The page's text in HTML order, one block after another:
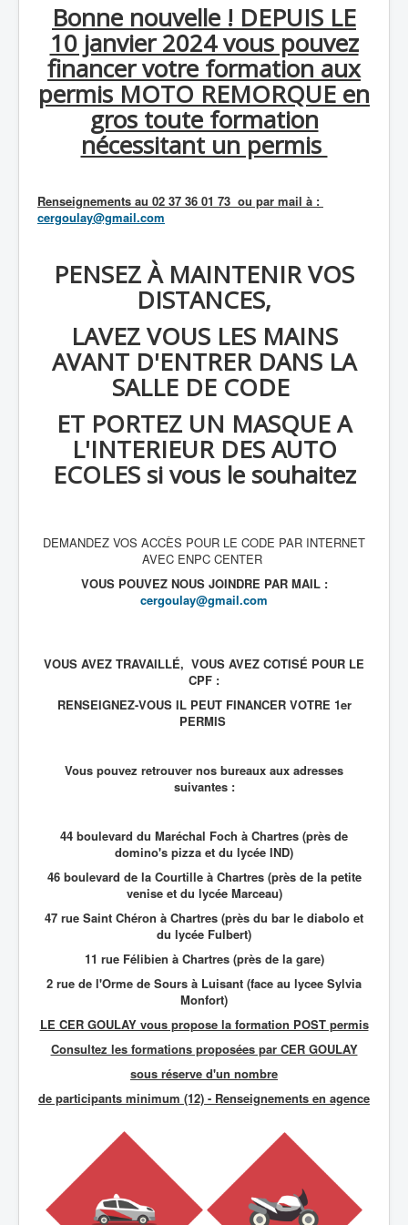
Bonne nouvelle ! DEPUIS LE
10 janvier 2024 vous pouvez
financer votre formation aux
permis MOTO REMORQUE en
gros toute formation
nécessitant un permis
Renseignements au 02 37 36 01 73 ou par mail à :
cergoulay@gmail.com
PENSEZ À MAINTENIR VOS
DISTANCES,
LAVEZ VOUS LES MAINS
AVANT D'ENTRER DANS LA
SALLE DE CODE
ET PORTEZ UN MASQUE A
L'INTERIEUR DES AUTO
ECOLES si vous le souhaitez
DEMANDEZ VOS ACCÈS POUR LE CODE PAR INTERNET
AVEC ENPC CENTER
VOUS POUVEZ NOUS JOINDRE PAR MAIL :
cergoulay@gmail.com
VOUS AVEZ TRAVAILLÉ, VOUS AVEZ COTISÉ POUR LE
CPF :
RENSEIGNEZ-VOUS IL PEUT FINANCER VOTRE 1er
PERMIS
Vous pouvez retrouver nos bureaux aux adresses
suivantes :
44 boulevard du Maréchal Foch à Chartres (près de
domino's pizza et du lycée IND)
46 boulevard de la Courtille à Chartres (près de la petite
venise et du lycée Marceau)
47 rue Saint Chéron à Chartres (près du bar le diabolo et
du lycée Fulbert)
11 rue Félibien à Chartres (près de la gare)
2 rue de l'Orme de Sours à Luisant (face au lycee Sylvia
Monfort)
LE CER GOULAY vous propose la formation POST permis
Consultez les formations proposées par CER GOULAY
sous réserve d'un nombre
de participants minimum (12) - Renseignements en agence